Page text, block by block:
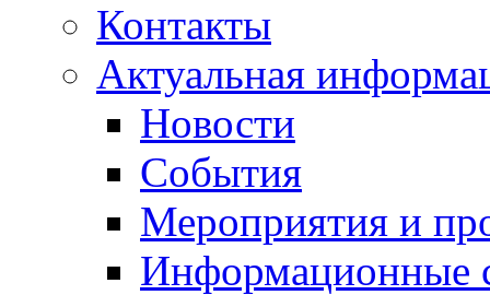
Контакты
Актуальная
Новости
События
Мероприятия и
Информационные